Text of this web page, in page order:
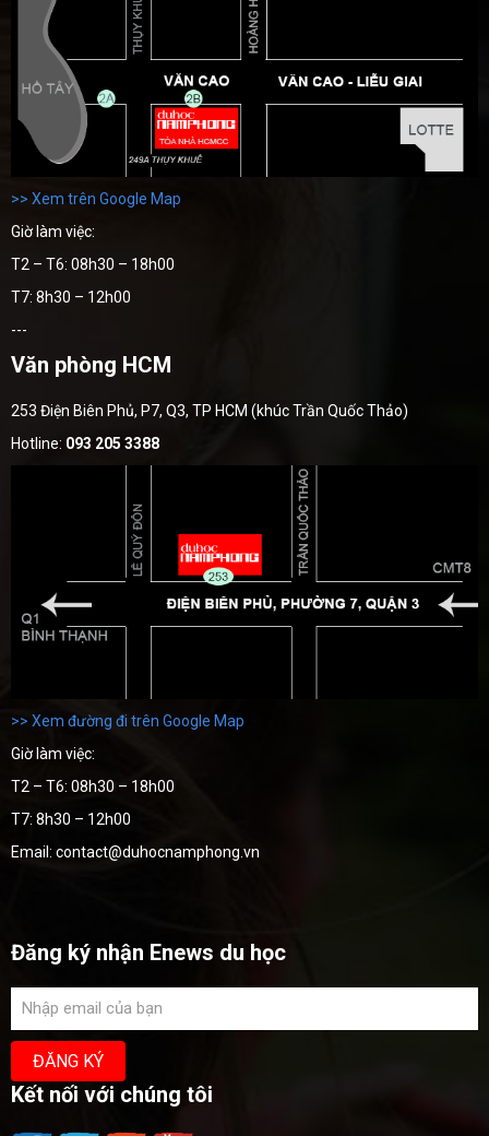
>> Xem trên Google Map
Giờ làm việc:
T2 – T6: 08h30 – 18h00
T7: 8h30 – 12h00
---
Văn phòng HCM
253 Điện Biên Phủ, P7, Q3, TP HCM (khúc Trần Quốc Thảo)
Hotline: 093 205 3388
>> Xem đường đi trên Google Map
Giờ làm việc:
T2 – T6: 08h30 – 18h00
T7: 8h30 – 12h00
Email: contact@duhocnamphong.vn
Đăng ký nhận Enews du học
Kết nối với chúng tôi